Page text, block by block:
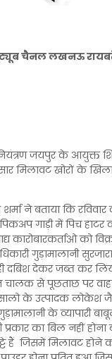
यूट्यूब चैनल लखनऊ
जयपुर के आयुक्त
मिलावट खोरों के
शर्मा ने बताया कि
गाड़ी में पिच हाटर
कारोबारकर्ताओ को
गुड़ामालानी
दबिश देकर जब्त कर
चालक से पूछताछ पर
के उत्पादक लोकेश
के व्यापारी
का बिल नहीं
हैं जिसमें मिलावट